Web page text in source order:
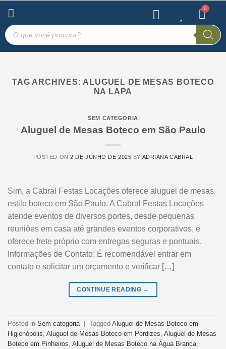
TAG ARCHIVES: ALUGUEL DE MESAS BOTECO
NA LAPA
SEM CATEGORIA
Aluguel de Mesas Boteco em São Paulo
POSTED ON2 DE JUNHO DE 2025 BY ADRIANA CABRAL
Sim, a Cabral Festas Locações oferece aluguel de mesas
estilo boteco em São Paulo. A Cabral Festas Locações
atende eventos de diversos portes, desde pequenas
reuniões em casa até grandes eventos corporativos, e
oferece frete próprio com entregas seguras e pontuais.
Informações de Contato: É recomendável entrar em
contato e solicitar um orçamento e verificar […]
CONTINUE READING →
Posted in Sem categoria Tagged Aluguel de Mesas Boteco em
Higienópolis Aluguel de Mesas Boteco em Perdizes Aluguel de Mesas
Boteco em Pinheiros Aluguel de Mesas Boteco na Água Branca